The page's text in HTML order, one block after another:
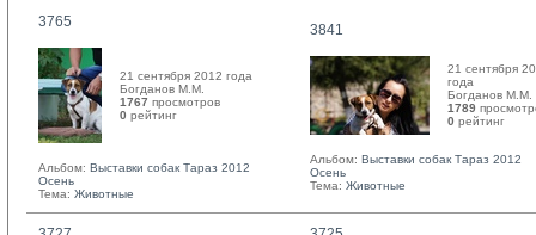
3765
21 сентября 2012 года
Богданов М.М.
1767 просмотров
0 рейтинг
Альбом: Выставки собак Тараз 2012
Осень
Тема: Животные
3841
21 сентября
года
Богданов М.М.
1789
0 рейтинг
Альбом: Выставки собак Тараз 2012
Осень
Тема: Животные